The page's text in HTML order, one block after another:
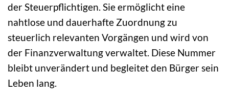
der Steuerpflichtigen. Sie ermöglicht eine
nahtlose und dauerhafte Zuordnung zu
steuerlich relevanten Vorgängen und wird von
der Finanzverwaltung verwaltet. Diese Nummer
bleibt unverändert und begleitet den Bürger sein
Leben lang.